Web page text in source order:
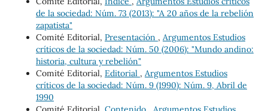
de la sociedad: Núm. 73 (2013): "A 20 años de la rebelión
zapatista"
Comité Editorial, Presentación , Argumentos Estudios
críticos de la sociedad: Núm. 50 (2006): "Mundo andino:
historia, cultura y rebelión"
Comité Editorial, Editorial , Argumentos Estudios
críticos de la sociedad: Núm. 9 (1990): Núm. 9, Abril de
1990